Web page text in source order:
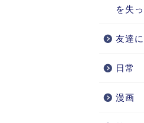
を失
友達
日常
漫画